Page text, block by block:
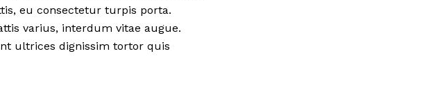
eu consectetur turpis porta.
varius, interdum vitae augue.
ultrices dignissim tortor quis